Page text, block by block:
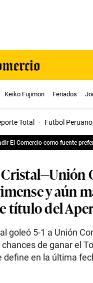
Keiko Fujimori Feriados
Total · Futbol Peruano
El Comercio como fuente
y aún
título del
goleó 5-1 a Unión
de ganar el
define en la última